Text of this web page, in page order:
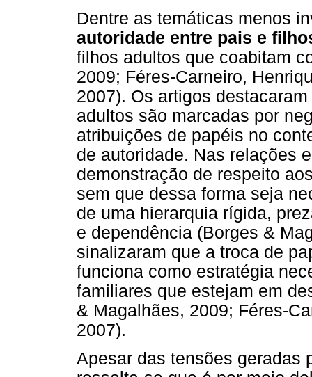
Dentre as temáticas menos
autoridade entre pais e
filhos adultos que coabitam
2009; Féres-Carneiro,
2007). Os artigos
adultos são marcadas por
atribuições de papéis no
de autoridade. Nas relações
demonstração de respeito
sem que dessa forma seja
de uma hierarquia rígida,
e dependência (Borges &
sinalizaram que a troca de
funciona como estratégia
familiares que estejam em
& Magalhães, 2009; Féres-
2007).
Apesar das tensões geradas